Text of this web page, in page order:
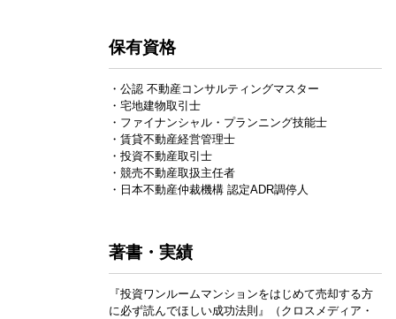
保有資格
・公認 不動産コンサルティングマスター
・宅地建物取引士
・ファイナンシャル・プランニング技能士
・賃貸不動産経営管理士
・投資不動産取引士
・競売不動産取扱主任者
・日本不動産仲裁機構 認定ADR調停人
著書・実績
『投資ワンルームマンションをはじめて売却する方
に必ず読んでほしい成功法則』（クロスメディア・